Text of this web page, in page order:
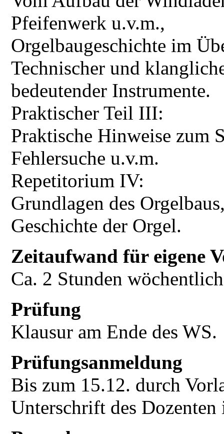
Pfeifenwerk u.v.m.,
Orgelbaugeschichte im
Technischer und
bedeutender Instrumente.
Praktischer Teil III:
Praktische Hinweise zum
Fehlersuche u.v.m.
Repetitorium IV:
Grundlagen des
Geschichte der Orgel.
Zeitaufwand für eigene
Ca. 2 Stunden
Prüfung
Klausur am Ende des WS.
Prüfungsanmeldung
Bis zum 15.12. durch
Unterschrift des